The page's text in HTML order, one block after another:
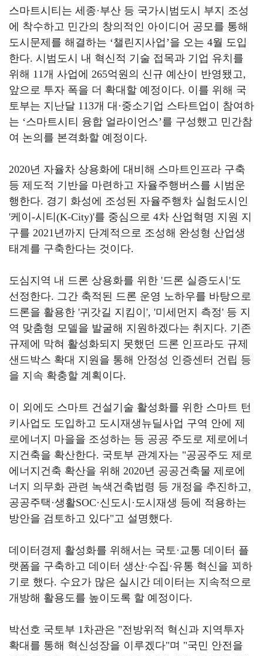
스마트시티는 세종·부산 등 국가시범도시 부지 조성
에 착수하고 민간의 창의적인 아이디어 공모를 통해
도시문제를 해결하는 ‘챌린지사업 ’을 오는 4월 도입
한다. 시범도시 내 혁신적 기술 접목과 기업 유치를
위해 11개 사업에 265억원의 신규 예산이 반영됐고,
앞으로 투자 폭을 더 확대할 예정이다. 이를 위해 국
토부는 지난달 113개 대 ·중소기업 스타트업이 참여하
는 ‘스마트시티 융합 얼라이언스’를 구성했고 민간참
여 논의를 본격화할 예정이다.
2020년 자율차 상용화에 대비해 스마트인프라 구축
등 제도적 기반을 마련하고 자율주행버스를 시범운
행한다. 경기 화성에 조성된 자율주행차 실험도시인
'케이 -시티 (K-City)'를 중심으로 4차 산업혁명 지원 지
구를 2021년까지 단계적으로 조성해 완성형 산업생
태계를 구축한다는 것이다.
도심지역 내 드론 상용화를 위한 '드론 실증도시 '도
선정한다. 그간 축적된 드론 운영 노하우를 바탕으로
드론을 활용한 '귀갓길 지킴이 ', '미세먼지 측정' 등 지
역 맞춤형 모델을 발굴해 지원하겠다는 취지다. 기존
규제에 막혀 활성화되지 못했던 드론 인프라도 규제
샌드박스 확대 지원을 통해 안정성 인증센터 건립 등
을 지속 확충할 계획이다.
이 외에도 스마트 건설기술 활성화를 위한 스마트 턴
키사업도 도입하고 도시재생뉴딜사업 구역 안에 제
로에너지 마을을 조성하는 등 공공 주도로 제로에너
지건축을 확산한다. 국토부 관계자는 "공공주도 제로
에너지건축 확산을 위해 2020년 공공건축물 제로에
너지 의무화 관련 녹색건축법령 등 개정을 추진하고,
공공주택 ·생활SOC·신도시 ·도시재생 등에 적용하는
방안을 검토하고 있다"고 설명했다.
데이터경제 활성화를 위해서는 국토·교통 데이터 플
랫폼을 구축하고 데이터 생산·수집 ·유통 혁신을 꾀하
기로 했다. 수요가 많은 실시간 데이터는 지속적으로
개방해 활용도를 높이도록 할 예정이다.
박선호 국토부 1차관은 "전방위적 혁신과 지역투자
확대를 통해 혁신성장을 이루겠다"며 "국민 안전을